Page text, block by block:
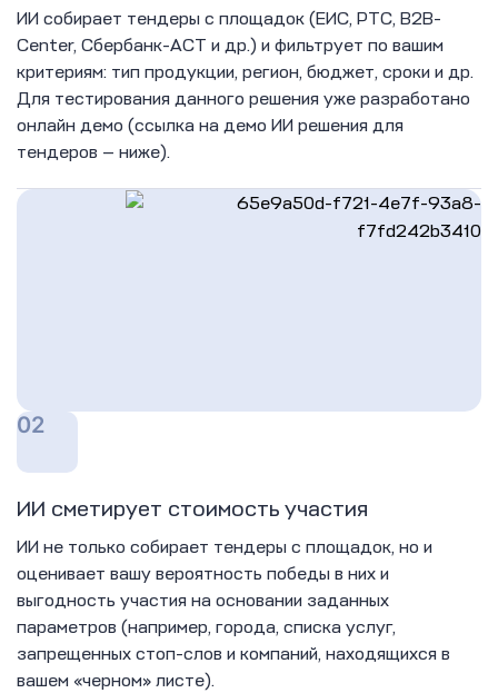
ИИ собирает тендеры с площадок (ЕИС, РТС, B2B-
Center, Сбербанк-АСТ и др.) и фильтрует по вашим
критериям: тип продукции, регион, бюджет, сроки и др.
Для тестирования данного решения уже разработано
онлайн демо (ссылка на демо ИИ решения для
тендеров — ниже).
02
ИИ сметирует стоимость участия
ИИ не только собирает тендеры с площадок, но и
оценивает вашу вероятность победы в них и
выгодность участия на основании заданных
параметров (например, города, списка услуг,
запрещенных стоп-слов и компаний, находящихся в
вашем «черном» листе).